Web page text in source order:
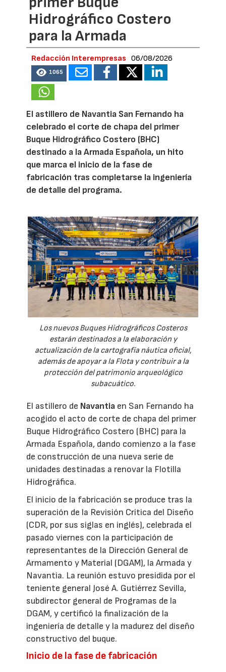
Hidrográfico Costero
para la Armada
Redacción Interempresas 06/08/2026
1065
El astillero de Navantia San Fernando ha
celebrado el corte de chapa del primer
Buque Hidrográfico Costero (BHC)
destinado a la Armada Española, un hito
que marca el inicio de la fase de
fabricación tras completarse la ingeniería
de detalle del programa.
Los nuevos Buques Hidrográficos Costeros
estarán destinados a la elaboración y
actualización de la cartografía náutica oficial,
además de apoyar a la Flota y contribuir a la
protección del patrimonio arqueológico
subacuático.
El astillero de Navantia en San Fernando ha
acogido el acto de corte de chapa del primer
Buque Hidrográfico Costero (BHC) para la
Armada Española, dando comienzo a la fase
de construcción de una nueva serie de
unidades destinadas a renovar la Flotilla
Hidrográfica.
El inicio de la fabricación se produce tras la
superación de la Revisión Crítica del Diseño
(CDR, por sus siglas en inglés), celebrada el
pasado viernes con la participación de
representantes de la Dirección General de
Armamento y Material (DGAM), la Armada y
Navantia. La reunión estuvo presidida por el
teniente general José A. Gutiérrez Sevilla,
subdirector general de Programas de la
DGAM, y certificó la finalización de la
ingeniería de detalle y la madurez del diseño
constructivo del buque.
Inicio de la fase de fabricación